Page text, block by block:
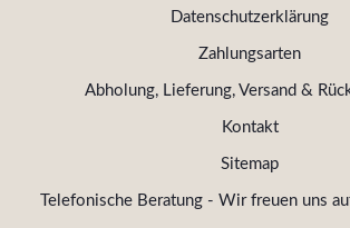
Datenschutzerklärung
Zahlungsarten
Abholung, Lieferung, Versand &
Kontakt
Sitemap
Telefonische Beratung - Wir freuen uns